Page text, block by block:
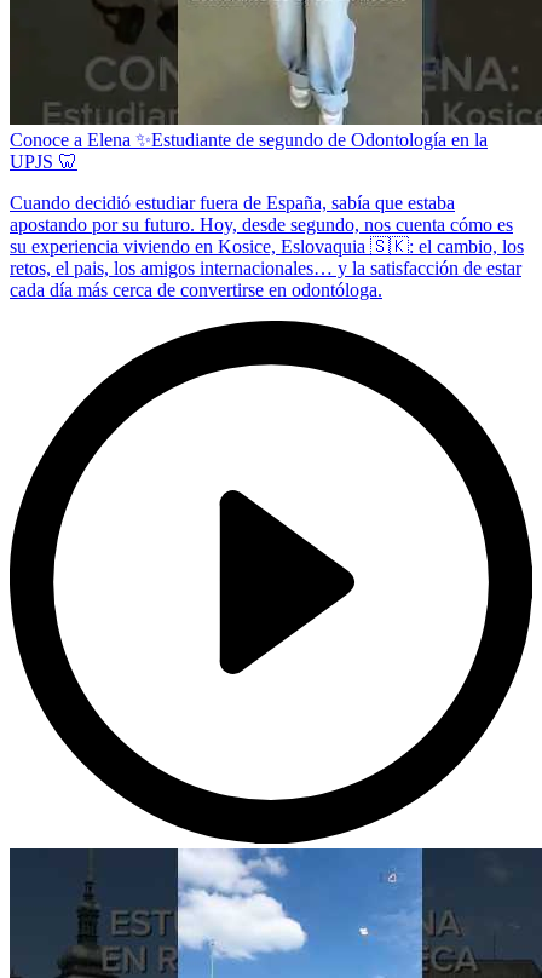
Conoce a Elena ✨Estudiante de segundo de Odontología en la
UPJS 🦷
Cuando decidió estudiar fuera de España, sabía que estaba
apostando por su futuro. Hoy, desde segundo, nos cuenta cómo es
su experiencia viviendo en Kosice, Eslovaquia 🇸🇰: el cambio, los
retos, el pais, los amigos internacionales… y la satisfacción de estar
cada día más cerca de convertirse en odontóloga.